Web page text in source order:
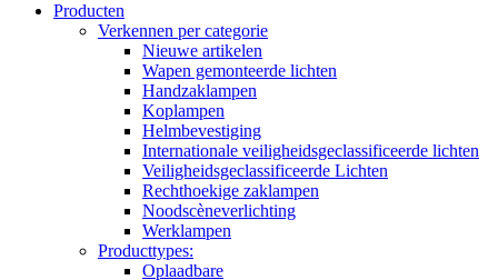
Producten
Verkennen per categorie
Nieuwe artikelen
Wapen gemonteerde lichten
Handzaklampen
Koplampen
Helmbevestiging
Internationale veiligheidsgeclassificeerde lichten
Veiligheidsgeclassificeerde Lichten
Rechthoekige zaklampen
Noodscèneverlichting
Werklampen
Producttypes:
Oplaadbare